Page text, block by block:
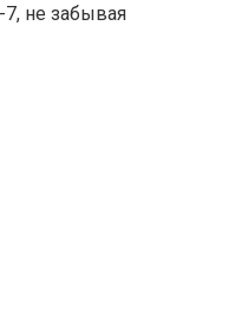
не забывая